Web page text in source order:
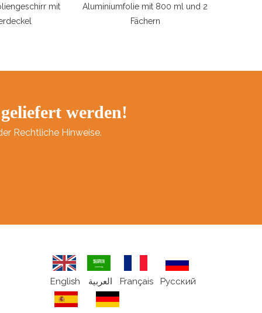
800 ml und 2
Grillplatte Ofen Backschale
werden!
Rechtliche Hinweise.
English العربية Français Pусский